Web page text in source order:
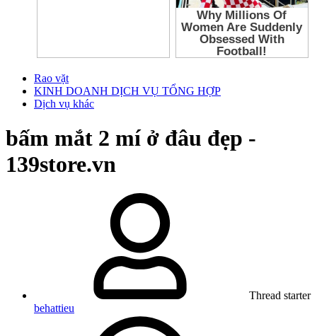
Rao vặt
KINH DOANH DỊCH VỤ TỔNG HỢP
Dịch vụ khác
bấm mắt 2 mí ở đâu đẹp -
139store.vn
Thread starter
behattieu